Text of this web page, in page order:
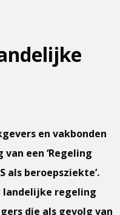
en vakbonden
een ‘Regeling
als beroepsziekte’.
landelijke regeling
die als gevolg van